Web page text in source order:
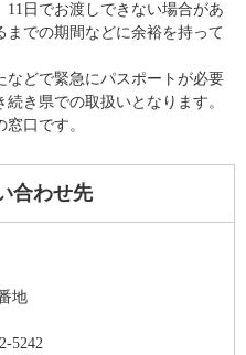
日でお渡しできない場合があ
までの期間などに余裕を持って
などで緊急にパスポートが必要
き県での取扱いとなります。
口です。
合わせ先
地
5242